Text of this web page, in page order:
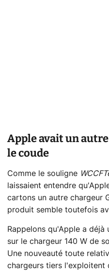
Apple avait un
le coude
Comme le souligne
laissaient entendre
cartons un autre chargeur
produit semble toutefois
Rappelons qu'Apple a déjà
sur le chargeur 140 W de
Une nouveauté toute
chargeurs tiers l'exploitent